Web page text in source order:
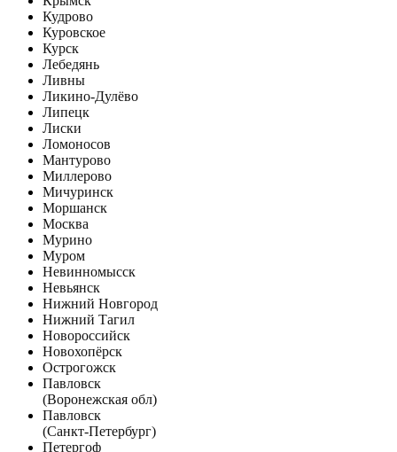
Кудрово
Куровское
Курск
Лебедянь
Ливны
Ликино-Дулёво
Липецк
Лиски
Ломоносов
Мантурово
Миллерово
Мичуринск
Моршанск
Москва
Мурино
Муром
Невинномысск
Невьянск
Нижний Новгород
Нижний Тагил
Новороссийск
Новохопёрск
Острогожск
Павловск
(Воронежская обл)
Павловск
(Санкт-Петербург)
Петергоф